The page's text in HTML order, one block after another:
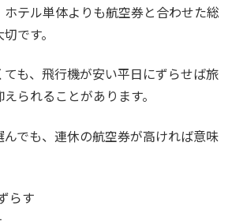
テル単体よりも航空券と合わせた総
です。
も、飛行機が安い平日にずらせば旅
られることがあります。
でも、連休の航空券が高ければ意味
らす